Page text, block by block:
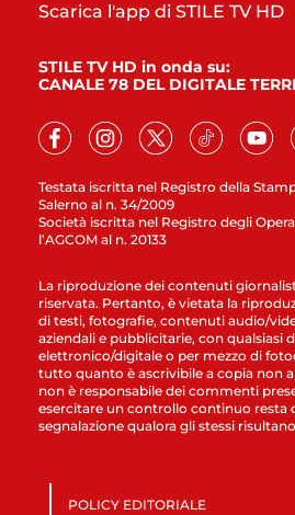
Testata iscritta nel Registro della
Salerno al n. 34/2009
Società iscritta nel Registro degli
l’AGCOM al n. 20133
Scarica l'app di STILE TV HD
STILE TV HD in onda su:
CANALE 78 DEL DIGITALE
La riproduzione dei contenuti
riservata. Pertanto, è vietata la
di testi, fotografie, contenuti audio/
aziendali e pubblicitarie, con qualsiasi
elettronico/digitale o per mezzo di
tutto quanto è ascrivibile a copia non
non è responsabile dei commenti
esercitare un controllo continuo resta
segnalazione qualora gli stessi
POLICY EDITORIALE